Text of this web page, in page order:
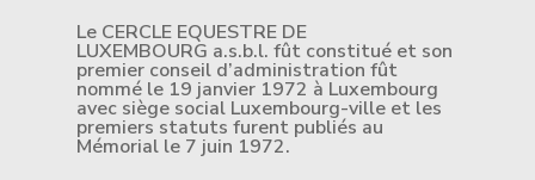
Le CERCLE EQUESTRE DE
LUXEMBOURG a.s.b.l. fût constitué et son
premier conseil d’administration fût
nommé le 19 janvier 1972 à Luxembourg
avec siège social Luxembourg-ville et les
premiers statuts furent publiés au
Mémorial le 7 juin 1972.